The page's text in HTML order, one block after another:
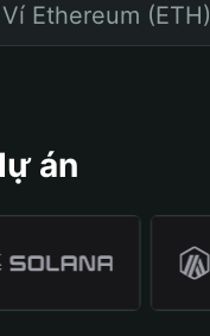
Ví Ethereum (ETH)
án